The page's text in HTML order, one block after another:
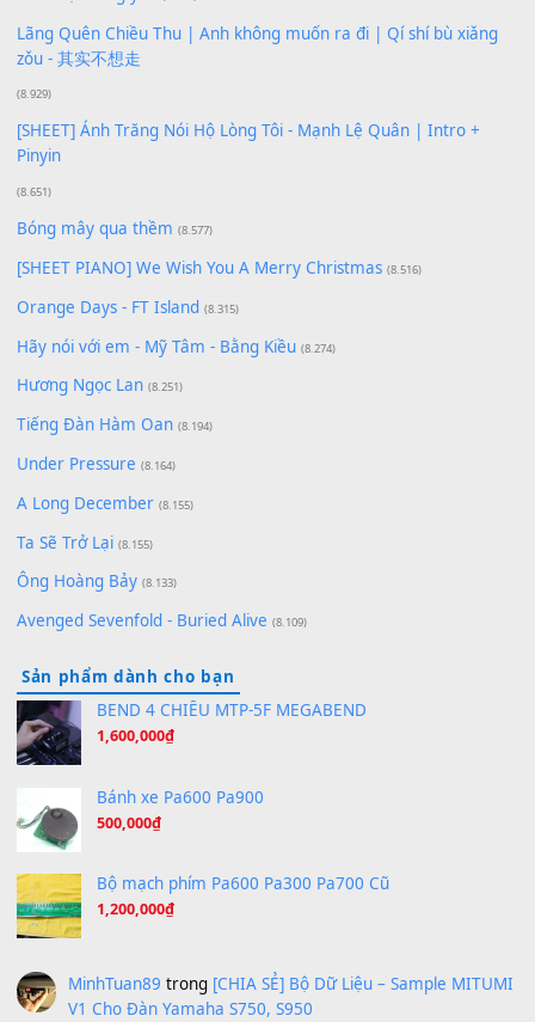
[SHEET PIANO] Happy Birthday
Giá Như - Soobin Hoàng Sơn
Có Em Đời Bỗng Vui
Cơn Mơ Băng Giá
Chờ một tiếng yêu (8.991)
Lãng Quên Chiều Thu | Anh không muốn ra đi | Qí shí bù
zǒu - 其实不想走
(8.929)
[SHEET] Ánh Trăng Nói Hộ Lòng Tôi - Mạnh Lệ Quân | Intro +
Pinyin
(8.651)
Bóng mây qua thềm
[SHEET PIANO] We Wish You A Merry Christmas
Orange Days - FT Island
Hãy nói với em - Mỹ Tâm - Bằng Kiều
Hương Ngọc Lan (8.251)
Tiếng Đàn Hàm Oan (8.194)
Under Pressure
A Long December (8.155)
Ta Sẽ Trở Lại
Ông Hoàng Bảy (8.133)
Avenged Sevenfold - Buried Alive
Sản phẩm dành cho bạn